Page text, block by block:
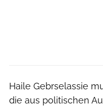
Haile Gebrselassie
die aus politischen